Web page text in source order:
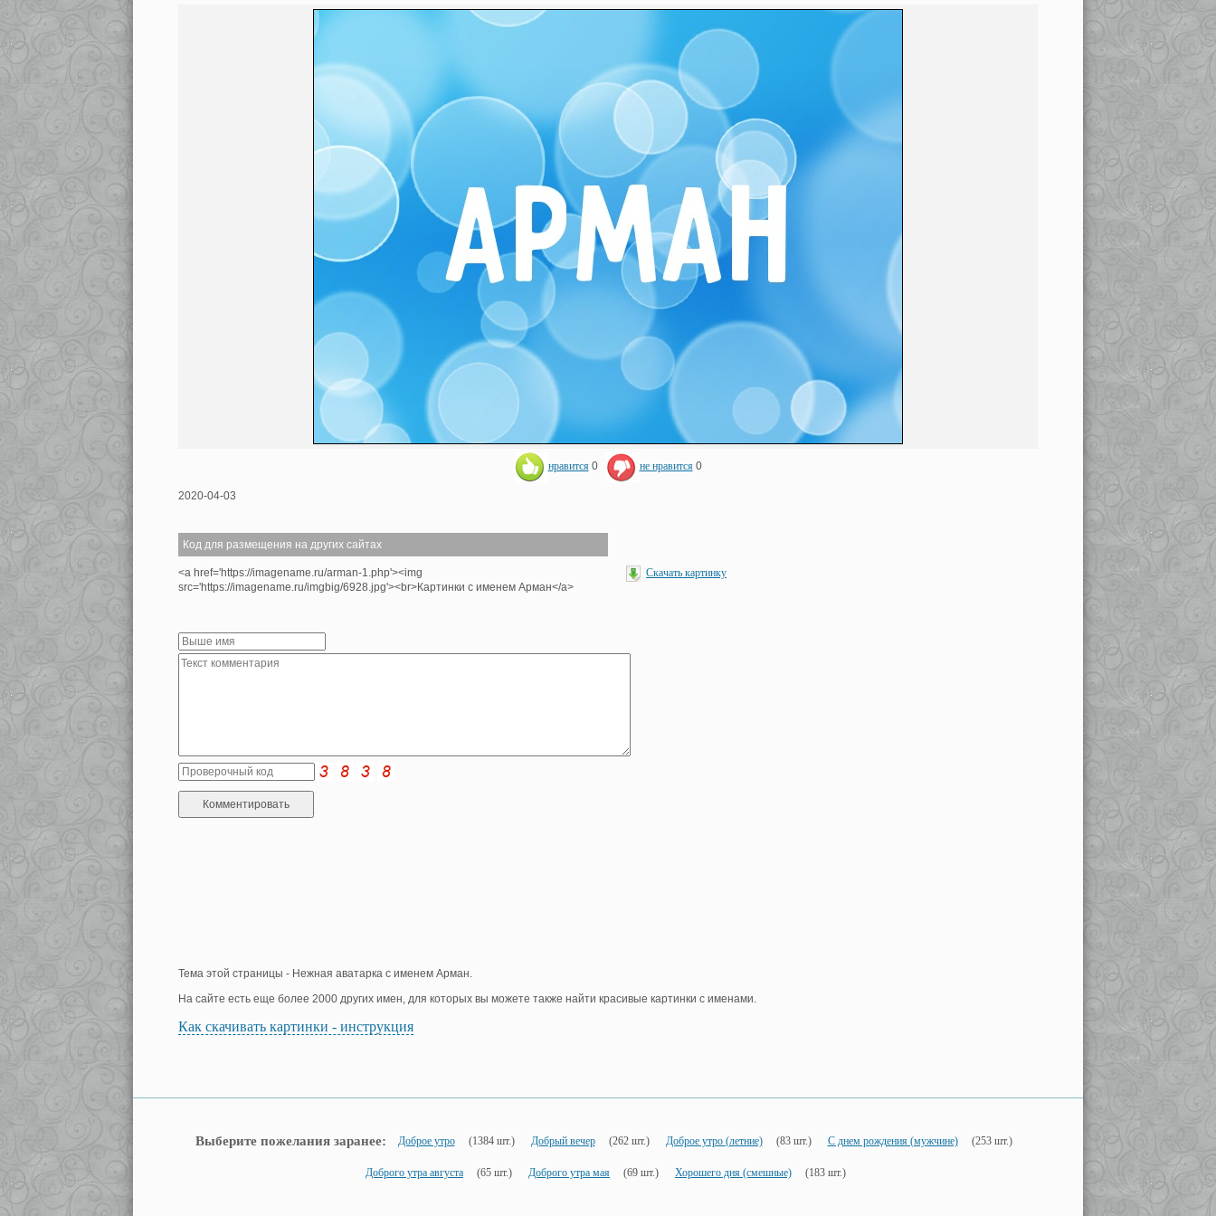
нравится 0 не нравится 0
2020-04-03
Код для размещения на других сайтах
<a href='https://imagename.ru/arman-1.php'><img
src='https://imagename.ru/imgbig/6928.jpg'><br>Картинки с именем Арман</a>
Скачать картинку
Тема этой страницы - Нежная аватарка с именем Арман.
На сайте есть еще более 2000 других имен, для которых вы можете также найти красивые картинки с именами.
Как скачивать картинки - инструкция
Выберите пожелания заранее: Доброе утро (1384 шт.) Добрый вечер (262 шт.) Доброе утро (летние) (83 шт.) С днем рождения (мужчине) (253 шт.)
Доброго утра августа (65 шт.) Доброго утра мая (69 шт.) Хорошего дня (смешные) (183 шт.)